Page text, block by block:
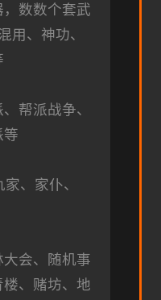
数数个套武
用、神功、
帮派战争、
等
、家仆、
会、随机事
、赌坊、地